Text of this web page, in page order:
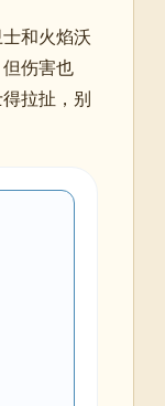
和火焰沃
伤害也
拉扯，别